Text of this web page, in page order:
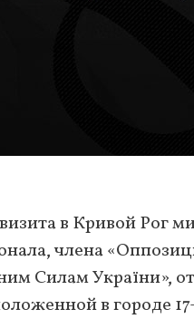
в Кривой Рог
члена
Силам України»,
в городе